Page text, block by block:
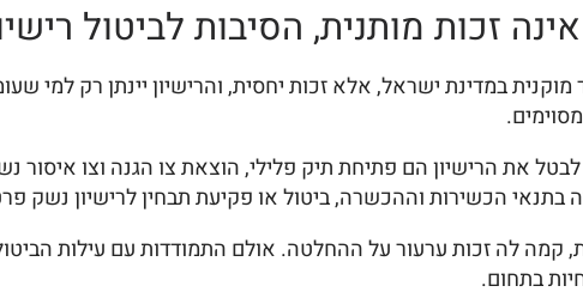
זכות מותנית, הסיבות לביטול
במדינת ישראל, אלא זכות יחסית, והרישיון יינתן רק למי
את הרישיון הם פתיחת תיק פלילי, הוצאת צו הגנה וצו איסור
בתנאי הכשירות וההכשרה, ביטול או פקיעת תבחין לרישיון נשק
קמה לה זכות ערעור על ההחלטה. אולם התמודדות עם עילות
בתחום.